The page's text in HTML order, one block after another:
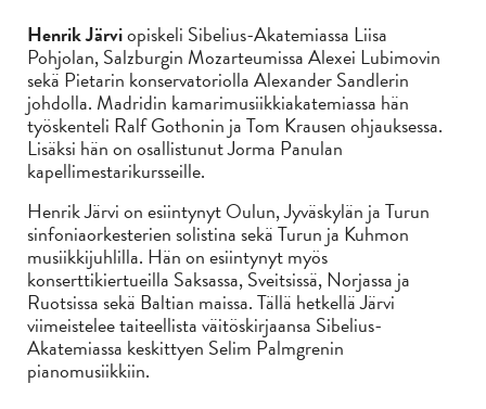
Henrik Järviopiskeli Sibelius-Akatemiassa Liisa
Pohjolan, Salzburgin Mozarteumissa Alexei Lubimovin
sekä Pietarin konservatoriolla Alexander Sandlerin
johdolla. Madridin kamarimusiikkiakatemiassa hän
työskenteli Ralf Gothonin ja Tom Krausen ohjauksessa.
Lisäksi hän on osallistunut Jorma Panulan
kapellimestarikursseille.
Henrik Järvi on esiintynyt Oulun, Jyväskylän ja Turun
sinfoniaorkesterien solistina sekä Turun ja Kuhmon
musiikkijuhlilla. Hän on esiintynyt myös
konserttikiertueilla Saksassa, Sveitsissä, Norjassa ja
Ruotsissa sekä Baltian maissa. Tällä hetkellä Järvi
viimeistelee taiteellista väitöskirjaansa Sibelius-
Akatemiassa keskittyen Selim Palmgrenin
pianomusiikkiin.